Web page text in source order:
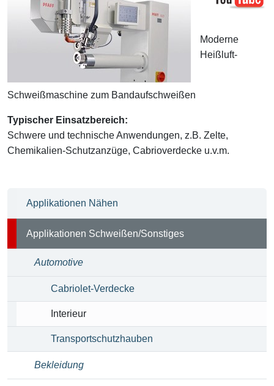
Moderne
Heißluft-
Schweißmaschine zum Bandaufschweißen
Typischer Einsatzbereich:
Schwere und technische Anwendungen, z.B. Zelte,
Chemikalien-Schutzanzüge, Cabrioverdecke u.v.m.
Applikationen Nähen
Applikationen Schweißen/Sonstiges
Automotive
Cabriolet-Verdecke
Interieur
Transportschutzhauben
Bekleidung